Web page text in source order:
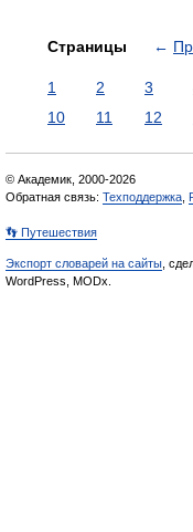
Страницы ←
1 2 3
10
11 12
© Академик, 2000-2026
Обратная связь: Техподдержка
👣 Путешествия
Экспорт словарей на сайты ,
WordPress, MODx.